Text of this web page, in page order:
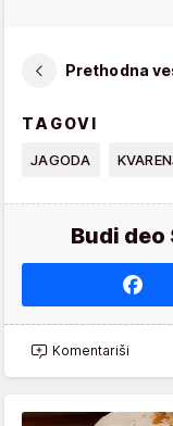
Prethodna
TAGOVI
JAGODA
Budi
Komentariši